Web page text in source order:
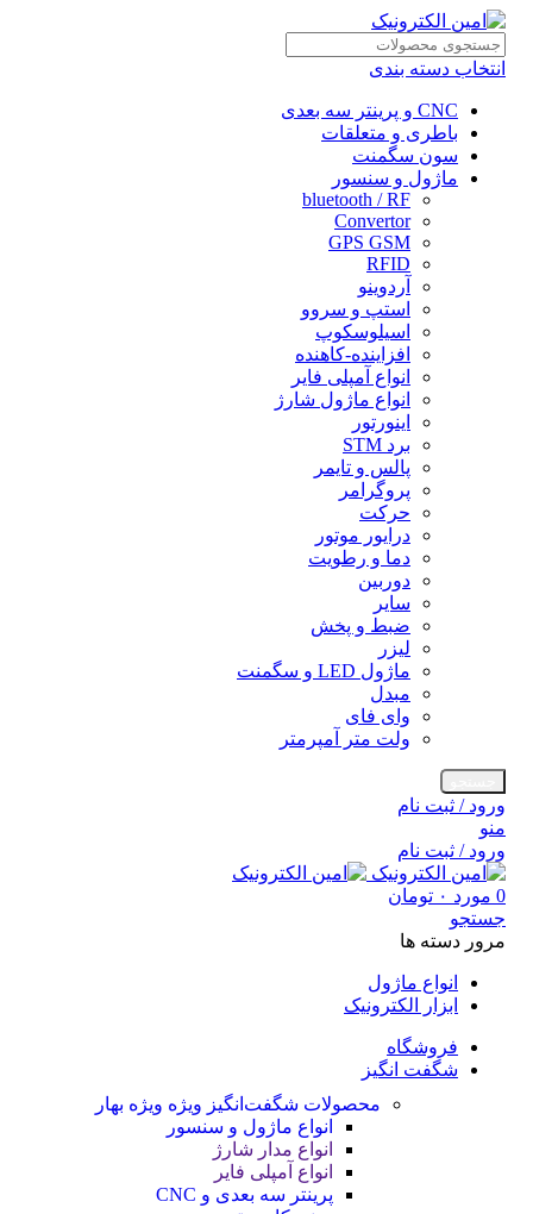
انتخاب دسته بندی
CNC و پرینتر سه بعدی
باطری و متعلقات
سون سگمنت
ماژول و سنسور
bluetooth / RF
Convertor
GPS GSM
RFID
آردوینو
استپ و سروو
اسیلوسکوپ
افزاینده-کاهنده
انواع آمپلی فایر
انواع ماژول شارژ
اینورتور
برد STM
پالس و تایمر
پروگرامر
حرکت
درایور موتور
دما و رطویت
دوربین
سایر
ضبط و پخش
لیزر
ماژول LED و سگمنت
مبدل
وای فای
ولت متر آمپرمتر
ورود / ثبت نام
منو
ورود / ثبت نام
0 مورد ۰ تومان
جستجو
مرور دسته ها
انواع ماژول
ابزار الکترونیک
فروشگاه
شگفت انگیز
محصولات شگفت‌انگیز ویژه ویژه بهار
انواع ماژول و سنسور
انواع مدار شارژ
انواع آمپلی فایر
پرینتر سه بعدی و CNC